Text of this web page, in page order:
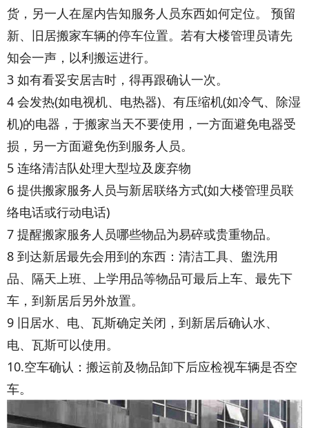
货，另一人在屋内告知服务人员东西如何定位。 预留
新、旧居搬家车辆的停车位置。若有大楼管理员请先
知会一声，以利搬运进行。
3 如有看妥安居吉时，得再跟确认一次。
4 会发热(如电视机、电热器)、有压缩机(如冷气、除湿
机)的电器，于搬家当天不要使用，一方面避免电器受
损，另一方面避免伤到服务人员。
5 连络清洁队处理大型垃及废弃物
6 提供搬家服务人员与新居联络方式(如大楼管理员联
络电话或行动电话)
7 提醒搬家服务人员哪些物品为易碎或贵重物品。
8 到达新居最先会用到的东西：清洁工具、盥洗用
品、隔天上班、上学用品等物品可最后上车、最先下
车，到新居后另外放置。
9 旧居水、电、瓦斯确定关闭，到新居后确认水、
电、瓦斯可以使用。
10.空车确认：搬运前及物品卸下后应检视车辆是否空
车。